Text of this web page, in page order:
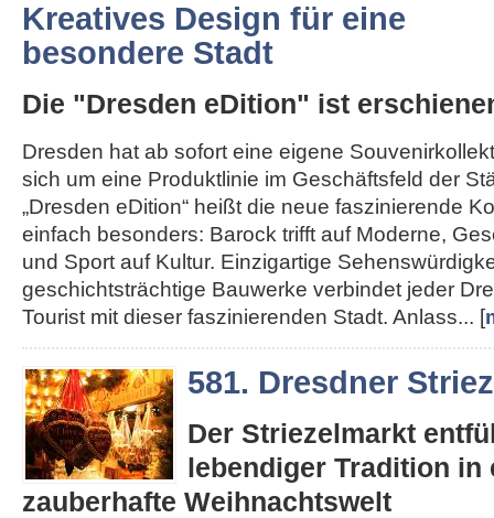
Kreatives Design für eine
besondere Stadt
Die "Dresden eDition" ist
Dresden hat ab sofort eine eigene
sich um eine Produktlinie im Geschäftsfeld der
„Dresden eDition“ heißt die neue faszinierende
einfach besonders: Barock trifft auf Moderne,
und Sport auf Kultur. Einzigartige
geschichtsträchtige Bauwerke verbindet jeder
Tourist mit dieser faszinierenden Stadt. Anlass... [
581. Dresdner
Der Striezelmarkt
lebendiger Tradition in
zauberhafte Weihnachtswelt